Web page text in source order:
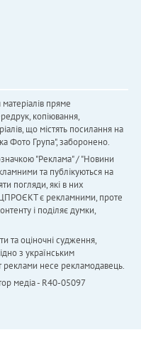
пряме
копіювання,
що містять посилання на
Фото Група", заборонено.
"Реклама" / "Новини
та публікуються на
погляди, які в них
є рекламними, проте
і поділяє думки,
та оціночні судження,
з українським
реклами несе рекламодавець.
медіа - R40-05097